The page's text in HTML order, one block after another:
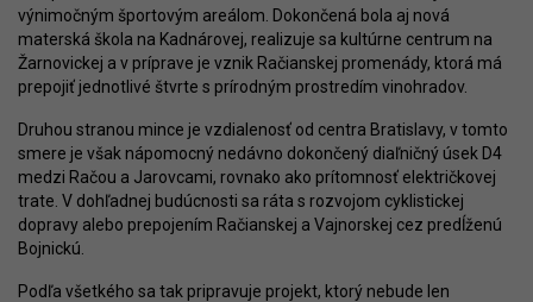
výnimočným športovým areálom. Dokončená bola aj nová
materská škola na Kadnárovej, realizuje sa kultúrne centrum na
Žarnovickej a v príprave je vznik Račianskej promenády, ktorá má
prepojiť jednotlivé štvrte s prírodným prostredím vinohradov.
Druhou stranou mince je vzdialenosť od centra Bratislavy, v tomto
smere je však nápomocný nedávno dokončený diaľničný úsek D4
medzi Račou a Jarovcami, rovnako ako prítomnosť električkovej
trate. V dohľadnej budúcnosti sa ráta s rozvojom cyklistickej
dopravy alebo prepojením Račianskej a Vajnorskej cez predĺženú
Bojnickú.
Podľa všetkého sa tak pripravuje projekt, ktorý nebude len